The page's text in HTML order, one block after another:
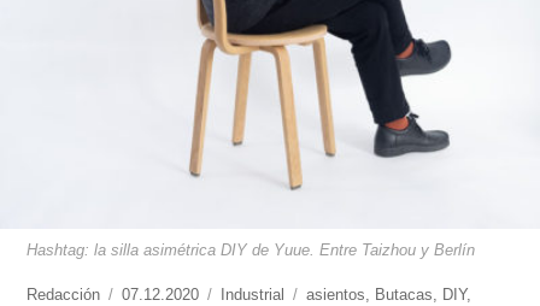
Hashtag: la silla asimétrica DIY de Yuue. Entre Taizhou y Berlín
https://www.experimenta.es/author/redaccion/
Redacción
Publicado
07.12.2020 Categorías
Industrial Etiquetas
asientos, Butacas, DIY,